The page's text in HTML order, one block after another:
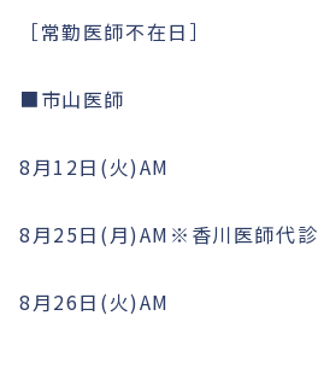
［常勤医師不在日］
■市山医師
8月12日(火)AM
8月25日(月)AM※香川医師代診
8月26日(火)AM